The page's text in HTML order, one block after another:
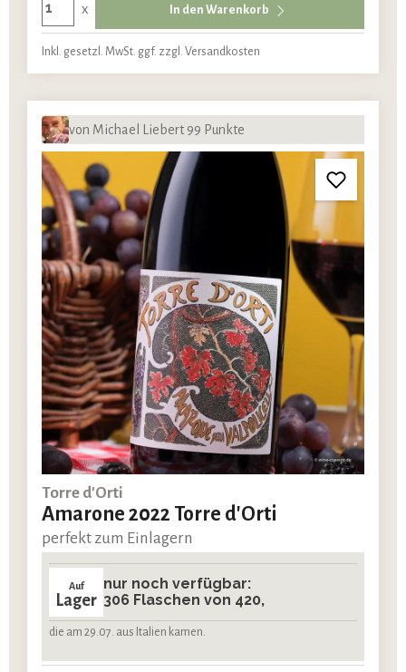
x In den Warenkorb
Inkl. gesetzl. MwSt. ggf. zzgl. Versandkosten
von Michael Liebert 99 Punkte
Torre d'Orti
Amarone 2022 Torre d'Orti
perfekt zum Einlagern
Auf
Lager
nur noch verfügbar:
306 Flaschen von 420,
die am 29.07. aus Italien kamen.